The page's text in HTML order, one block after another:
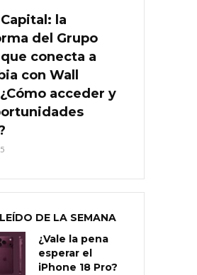
la
del Grupo
conecta a
con Wall
acceder y
DE LA SEMANA
¿Vale la pena
esperar el
iPhone 18 Pro?